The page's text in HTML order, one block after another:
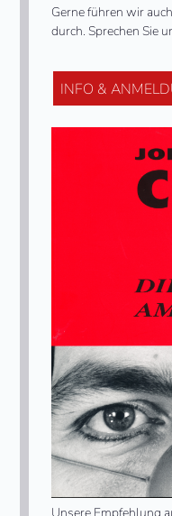
Gerne führen wir
durch. Sprechen Sie
INFO &